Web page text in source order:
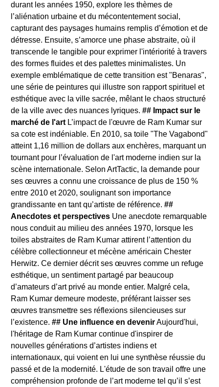
durant les années 1950, explore les thèmes de
l’aliénation urbaine et du mécontentement social,
capturant des paysages humains remplis d’émotion et de
détresse. Ensuite, s’amorce une phase abstraite, où il
transcende le tangible pour exprimer l'intériorité à travers
des formes fluides et des palettes minimalistes. Un
exemple emblématique de cette transition est "Benaras",
une série de peintures qui illustre son rapport spirituel et
esthétique avec la ville sacrée, mêlant le chaos structuré
de la ville avec des nuances lyriques.## Impact sur le
marché de l'art L’impact de l'œuvre de Ram Kumar sur
sa cote est indéniable. En 2010, sa toile "The Vagabond"
atteint 1,16 million de dollars aux enchères, marquant un
tournant pour l’évaluation de l'art moderne indien sur la
scène internationale. Selon ArtTactic, la demande pour
ses œuvres a connu une croissance de plus de 150 %
entre 2010 et 2020, soulignant son importance
grandissante en tant qu’artiste de référence.##
Anecdotes et perspectives Une anecdote remarquable
nous conduit au milieu des années 1970, lorsque les
toiles abstraites de Ram Kumar attirent l’attention du
célèbre collectionneur et mécène américain Chester
Herwitz. Ce dernier décrit ses œuvres comme un refuge
esthétique, un sentiment partagé par beaucoup
d’amateurs d’art privé au monde entier. Malgré cela,
Ram Kumar demeure modeste, préférant laisser ses
œuvres transmettre ses réflexions silencieuses sur
l’existence.## Une influence en devenirAujourd'hui,
l'héritage de Ram Kumar continue d'inspirer de
nouvelles générations d’artistes indiens et
internationaux, qui voient en lui une synthèse réussie du
passé et de la modernité. L'étude de son travail offre une
compréhension profonde de l’art moderne tel qu’il s’est